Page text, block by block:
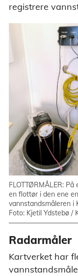
registrere
FLOTTØRMÅLER:
en flottør i den ene
vannstandsmåleren i
Foto: Kjetil Ydstebø /
Radarmåler
Kartverket har